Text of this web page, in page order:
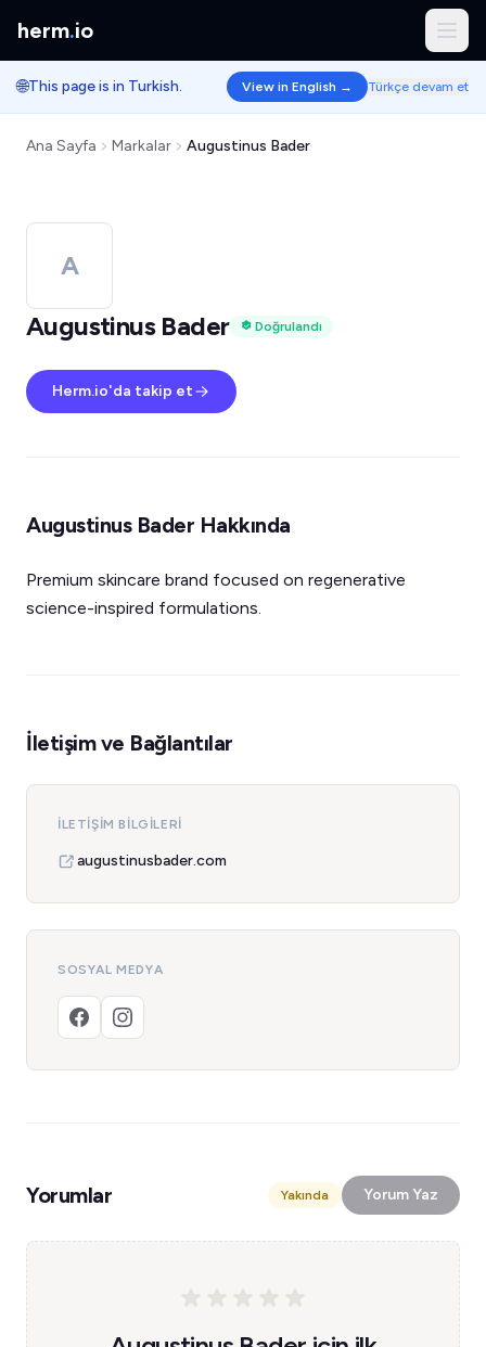
herm.io
🌐This page is in Turkish. View in English → Türkçe devam et
Ana Sayfa Markalar Augustinus Bader
A
Augustinus Bader
Doğrulandı
Herm.io'da takip et
Augustinus Bader Hakkında
Premium skincare brand focused on regenerative
science-inspired formulations.
İletişim ve Bağlantılar
İLETIŞIM BILGILERI
augustinusbader.com
SOSYAL MEDYA
Yorumlar Yakında Yorum Yaz